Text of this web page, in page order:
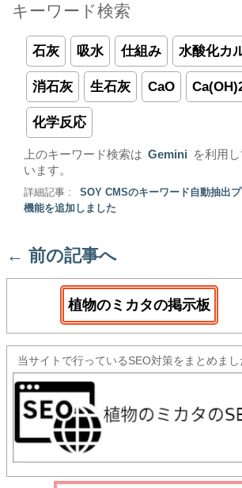
キーワード検索
石灰 吸水 仕組み 水酸化カ
消石灰 生石灰 CaO
化学反応
上のキーワード検索は Gemini
を利用
います。
詳細記事 :
SOY CMSのキーワード自動抽出
機能を追加しました
← 前の記事へ
植物のミカタの掲示板
当サイトで行っているSEO対策をまとめまし